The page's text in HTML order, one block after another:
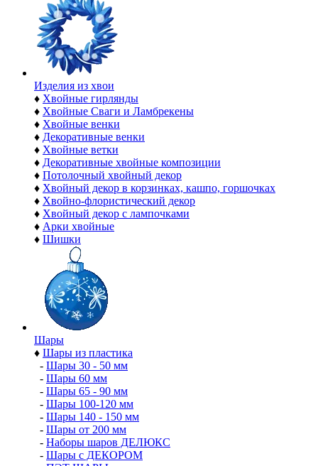
Изделия из хвои
♦ Хвойные гирлянды
♦ Хвойные Сваги и Ламбрекены
♦ Хвойные венки
♦ Декоративные венки
♦ Хвойные ветки
♦ Декоративные хвойные композиции
♦ Потолочный хвойный декор
♦ Хвойный декор в корзинках, кашпо, горшочках
♦ Хвойно-флористический декор
♦ Хвойный декор с лампочками
♦ Арки хвойные
♦ Шишки
Шары
♦ Шары из пластика
- Шары 30 - 50 мм
- Шары 60 мм
- Шары 65 - 90 мм
- Шары 100-120 мм
- Шары 140 - 150 мм
- Шары от 200 мм
- Наборы шаров ДЕЛЮКС
- Шары с ДЕКОРОМ